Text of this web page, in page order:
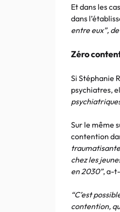
Et dans les
dans
entre eux”,
Zéro
Si Stéphanie
psychiatres,
Sur le même
contention
chez les
en 2030”, a-
“C’est
contention,